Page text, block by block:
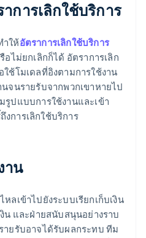
การเลิกใช้บริการ
าให้อัตราการเลิกใช้บริการ
ไม่ยกเลิกก็ได้ อัตราการเลิก
ช้โมเดลที่อิงตามการใช้งาน
จนรายรับจากพวกเขาหายไป
ปแบบการใช้งานและเข้า
การเลิกใช้บริการ
าน
ลเข้าไปยังระบบเรียกเก็บเงิน
น และฝ่ายสนับสนุนอย่างราบ
ยรับอาจได้รับผลกระทบ ทีม